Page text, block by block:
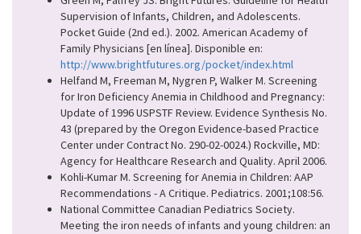
Supervision of Infants, Children, and Adolescents.
Pocket Guide (2nd ed.). 2002. American Academy of
Family Physicians [en línea]. Disponible en:
http://www.brightfutures.org/pocket/index.html
Helfand M, Freeman M, Nygren P, Walker M. Screening
for Iron Deficiency Anemia in Childhood and Pregnancy:
Update of 1996 USPSTF Review. Evidence Synthesis No.
43 (prepared by the Oregon Evidence-based Practice
Center under Contract No. 290-02-0024.) Rockville, MD:
Agency for Healthcare Research and Quality. April 2006.
Kohli-Kumar M. Screening for Anemia in Children: AAP
Recommendations - A Critique. Pediatrics. 2001;108:56.
National Committee Canadian Pediatrics Society.
Meeting the iron needs of infants and young children: an